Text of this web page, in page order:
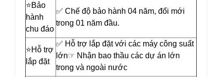
⭐️Bảo
hành
chu đáo
✅ Chế độ bảo hành 04 năm, đổi mới
trong 01 năm đầu.
⭐️Hỗ trợ
lắp đặt
✅ Hỗ trợ lắp đặt với các máy công suất
lớn☞ Nhận bao thầu các dự án lớn
trong và ngoài nước